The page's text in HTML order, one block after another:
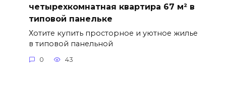
четырехкомнатная квартира 67 м² в
типовой панельке
Хотите купить просторное и уютное жилье
в типовой панельной
0 43